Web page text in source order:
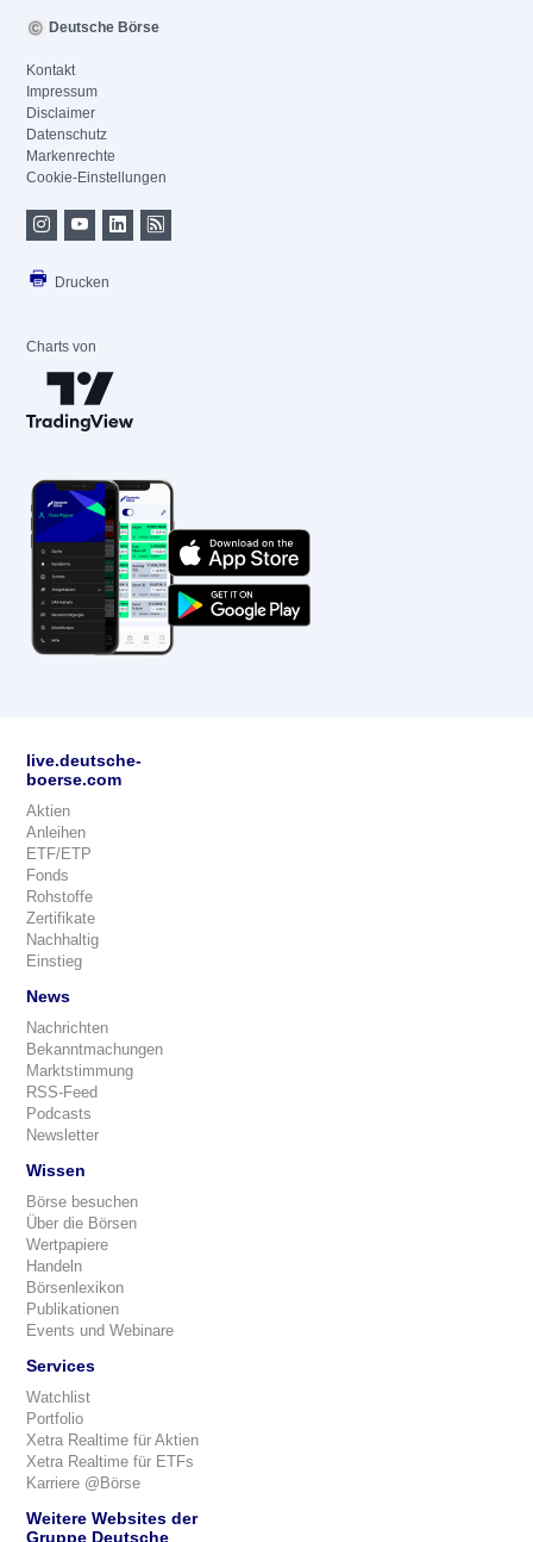
Deutsche Börse
Kontakt
Impressum
Disclaimer
Datenschutz
Markenrechte
Cookie-Einstellungen
Drucken
Charts von
live.deutsche-
boerse.com
Aktien
Anleihen
ETF/ETP
Fonds
Rohstoffe
Zertifikate
Nachhaltig
Einstieg
News
Nachrichten
Bekanntmachungen
Marktstimmung
RSS-Feed
Podcasts
Newsletter
Wissen
Börse besuchen
Über die Börsen
Wertpapiere
Handeln
Börsenlexikon
Publikationen
Events und Webinare
Services
Watchlist
Portfolio
Xetra Realtime für Aktien
Xetra Realtime für ETFs
Karriere @Börse
Weitere Websites der
Gruppe Deutsche